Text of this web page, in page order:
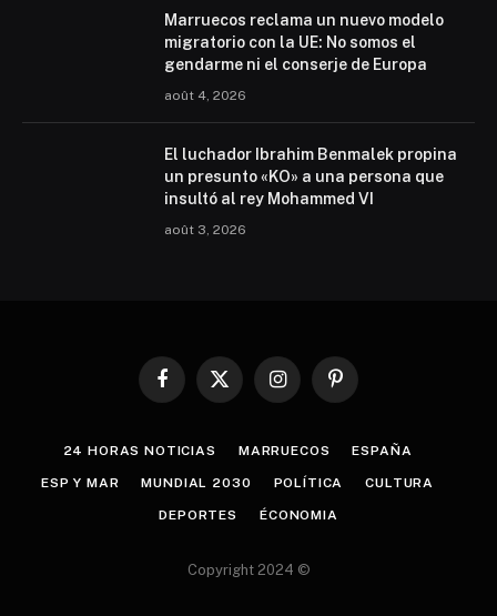
Marruecos reclama un nuevo modelo
migratorio con la UE: No somos el
gendarme ni el conserje de Europa
août 4, 2026
El luchador Ibrahim Benmalek propina
un presunto «KO» a una persona que
insultó al rey Mohammed VI
août 3, 2026
Facebook
X
InstagramPinterest
24 HORAS NOTICIAS MARRUECOS ESPAÑA
ESP Y MAR MUNDIAL 2030 POLÍTICA CULTURA
DEPORTES ÉCONOMIA
Copyright 2024 ©